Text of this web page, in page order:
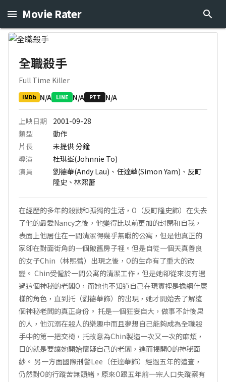
Movie Rater
全職殺手
Full Time Killer
IMDb N/A LINE N/A PTT N/A
上映日期
2001-09-28
類型
動作
片長
未提供分鐘
導演
杜琪峯(Johnnie To)
演員
劉德華(Andy Lau)、任達華(Simon Yam)、反町
隆史、林熙蕾
在經歷的多年的殺戮和孤獨的生活，O（反町隆史飾）在失去
了他的最愛Nancy之後，他變得比以前更加的封閉和自我，
表面上他居住在一間清潔得幾乎無暇的公寓，但是他真正的
家卻在對面街角的一個破舊房子裡。但是自從一個天真善良
的女子Chin（林熙蕾）出現之後，O的生命有了重大的改
變。 Chin受僱於一間公寓的清潔工作，但是她卻從來沒有遇
過這個神秘的老闆O，而她也不知道自己在現實裡是擔綱什麼
樣的角色，直到托（劉德華飾）的出現，她才開始去了解這
個神秘老闆的真正身份。 托是一個狂妄自大，做事不計後果
的人，他沉溺在殺人的樂趣中而且夢想自己能夠成為全職殺
手中的第一把交椅，托故意為Chin製造一次又一次的麻煩，
目的就是要讓她開始懷疑自己的老闆，進而揭開O的神秘面
紗。 另一方面國際刑警Lee（任達華飾）經過五年的追查，
仍然對O的行蹤苦無頭緒。原來O跟五年前一宗人口失蹤案有